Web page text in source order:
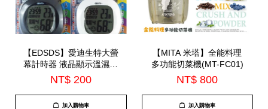
【EDSDS】愛迪生特大螢
幕計時器 液晶顯示溫濕度
計 可掛壁可桌放(EDS-
A49)*顏色隨機出*
NT$ 200
加入購物車
【MITA 米塔】全能料理
多功能切菜機(MT-FC01)
NT$ 800
加入購物車